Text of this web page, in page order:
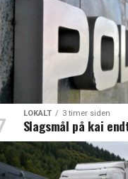
LOKALT 3 timer siden
Slagsmål på kai